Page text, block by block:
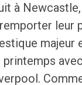
à
leur
majeur
printemps